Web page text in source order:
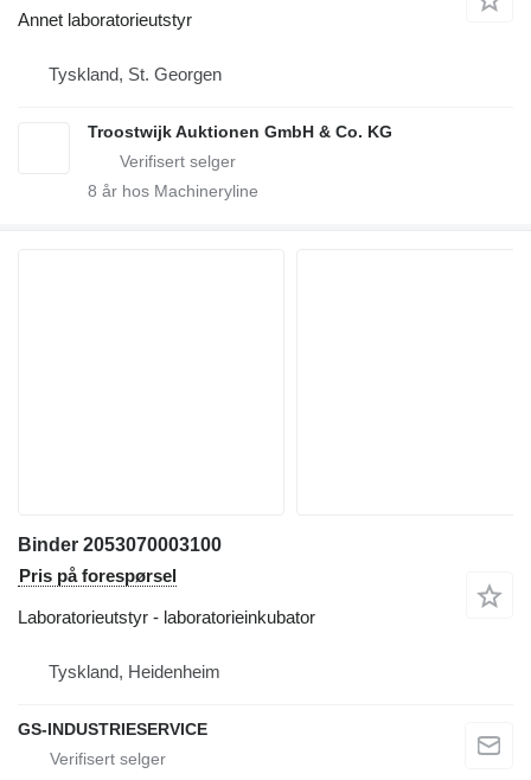
Annet laboratorieutstyr
Tyskland, St. Georgen
Troostwijk Auktionen GmbH & Co. KG
8 år hos Machineryline
Binder 2053070003100
Pris på forespørsel
Laboratorieutstyr - laboratorieinkubator
Tyskland, Heidenheim
GS-INDUSTRIESERVICE